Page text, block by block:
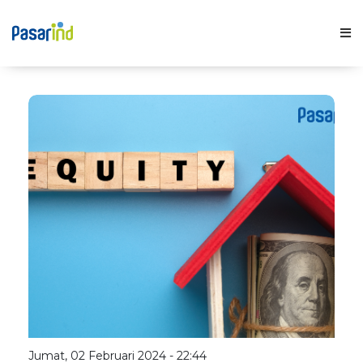
Fitur
Solusi Usaha
Inspirasi
Jumat, 02 Februari 2024 - 22:44